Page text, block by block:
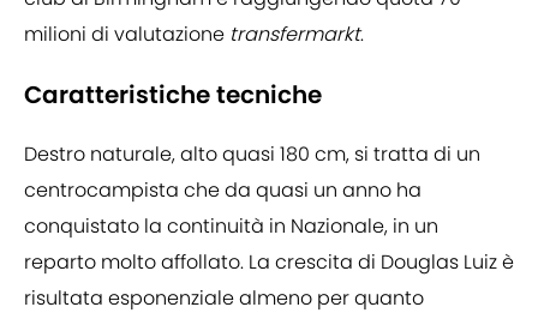
milioni di valutazione transfermarkt.
Caratteristiche tecniche
Destro naturale, alto quasi 180 cm, si tratta di un
centrocampista che da quasi un anno ha
conquistato la continuità in Nazionale, in un
reparto molto affollato. La crescita di Douglas Luiz è
risultata esponenziale almeno per quanto